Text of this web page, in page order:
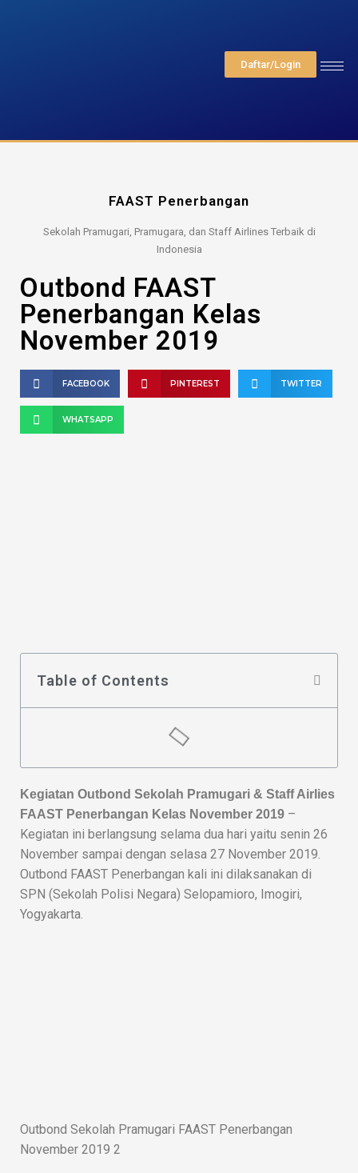
Daftar/Login
FAAST Penerbangan
Sekolah Pramugari, Pramugara, dan Staff Airlines Terbaik di
Indonesia
Outbond FAAST
Penerbangan Kelas
November 2019
FACEBOOK PINTEREST TWITTER
WHATSAPP
Table of Contents
Kegiatan Outbond Sekolah Pramugari & Staff Airlies
FAAST Penerbangan Kelas November 2019 –
Kegiatan ini berlangsung selama dua hari yaitu senin 26
November sampai dengan selasa 27 November 2019.
Outbond FAAST Penerbangan kali ini dilaksanakan di
SPN (Sekolah Polisi Negara) Selopamioro, Imogiri,
Yogyakarta.
Outbond Sekolah Pramugari FAAST Penerbangan
November 2019 2